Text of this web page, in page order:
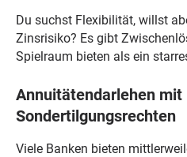
Du suchst Flexibilität, willst
Zinsrisiko? Es gibt
Spielraum bieten als ein
Annuitätendarlehen mit
Sondertilgungsrechten
Viele Banken bieten